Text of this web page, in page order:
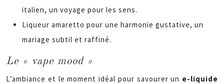
italien, un voyage pour les sens.
Liqueur amaretto pour une harmonie gustative, un
mariage subtil et raffiné.
Le « vape mood »
L’ambiance et le moment idéal pour savourer un e-liquide